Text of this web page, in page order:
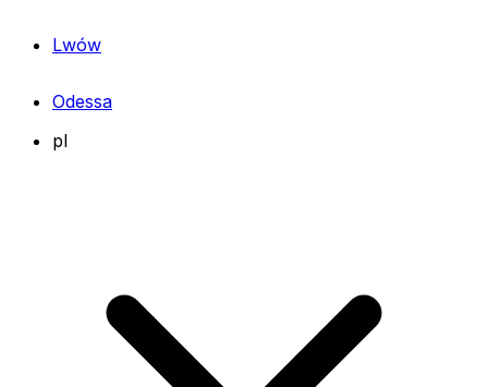
Lwów
Odessa
pl